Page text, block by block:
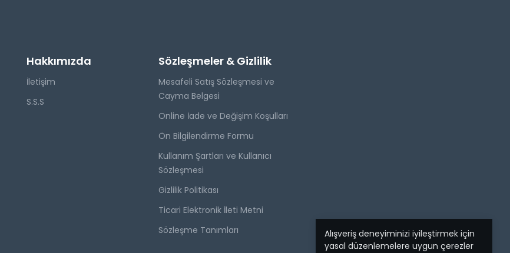
Alışveriş deneyiminizi iyileştirmek için
yasal düzenlemelere uygun çerezler
Hakkımızda
İletişim
S.S.S
Sözleşmeler & Gizlilik
Mesafeli Satış Sözleşmesi ve
Cayma Belgesi
Online İade ve Değişim Koşulları
Ön Bilgilendirme Formu
Kullanım Şartları ve Kullanıcı
Sözleşmesi
Gizlilik Politikası
Ticari Elektronik İleti Metni
Sözleşme Tanımları